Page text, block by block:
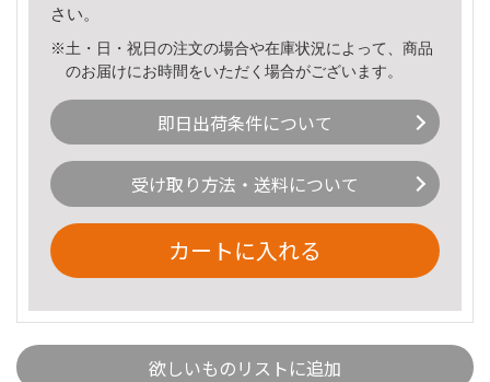
さい。
※土・日・祝日の注文の場合や在庫状況によって、商品
のお届けにお時間をいただく場合がございます。
即日出荷条件について
受け取り方法・送料について
カートに入れる
欲しいものリストに追加